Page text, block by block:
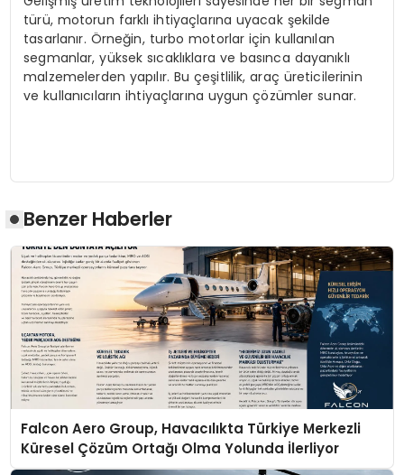
türü, motorun farklı ihtiyaçlarına uyacak şekilde
tasarlanır. Örneğin, turbo motorlar için kullanılan
segmanlar, yüksek sıcaklıklara ve basınca dayanıklı
malzemelerden yapılır. Bu çeşitlilik, araç üreticilerinin
ve kullanıcıların ihtiyaçlarına uygun çözümler sunar.
Benzer Haberler
Falcon Aero Group, Havacılıkta Türkiye Merkezli
Küresel Çözüm Ortağı Olma Yolunda İlerliyor